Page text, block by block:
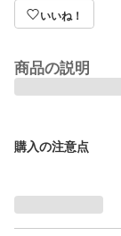
いいね！
商品の説明
購入の注意点